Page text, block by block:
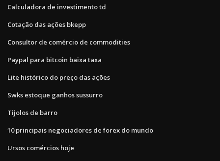
Calculadora de investimento td
Cotação das ações bkepp
Consultor de comércio de commodities
Paypal para bitcoin baixa taxa
Lite histórico do preço das ações
Swks estoque ganhos sussurro
Tijolos de barro
10 principais negociadores de forex do mundo
Ursos comércios hoje